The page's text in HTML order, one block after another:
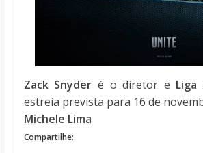
Zack Snyder é o diretor e Liga
estreia prevista para 16 de
Michele Lima
Compartilhe: